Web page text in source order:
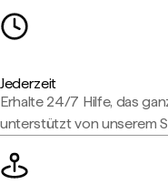
Jederzeit
Erhalte 24/7 Hilfe, das
unterstützt von unserem